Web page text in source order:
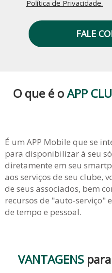
Política de Privacidade.
FALE
O que é oAPP
É um APP Mobile que se
para disponibilizar à seu
diretamente em seu
aos serviços de seu clube,
de seus associados, bem
recursos de "auto-serviço"
de tempo e pessoal.
VANTAGENS